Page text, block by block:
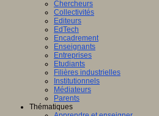
Chercheurs
Collectivités
Editeurs
EdTech
Encadrement
Enseignants
Entreprises
Etudiants
Filières industrielles
Institutionnels
Médiateurs
Parents
Thématiques